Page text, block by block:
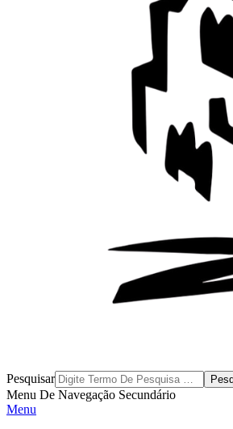
Byblos
Pesquisar
Menu De Navegação Secundário
Menu